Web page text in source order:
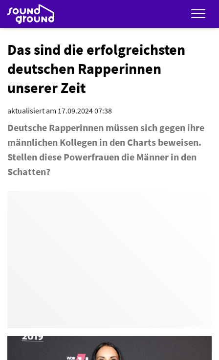
Das sind die erfolgreichsten
deutschen Rapperinnen
unserer Zeit
aktualisiert am 17.09.2024 07:38
Deutsche Rapperinnen müssen sich gegen ihre
männlichen Kollegen in den Charts beweisen.
Stellen diese Powerfrauen die Männer in den
Schatten?